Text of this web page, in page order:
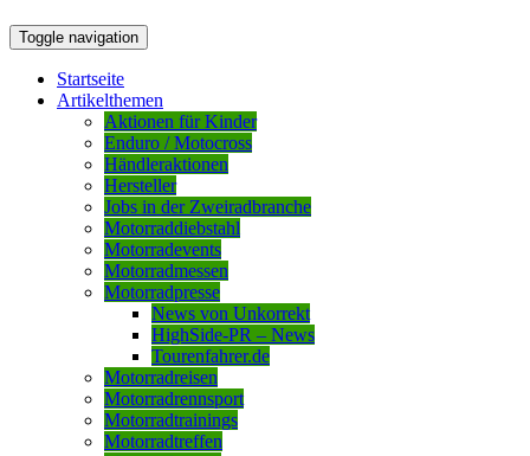
Toggle navigation
Startseite
Artikelthemen
Aktionen für Kinder
Enduro / Motocross
Händleraktionen
Hersteller
Jobs in der Zweiradbranche
Motorraddiebstahl
Motorradevents
Motorradmessen
Motorradpresse
News von Unkorrekt
HighSide-PR – News
Tourenfahrer.de
Motorradreisen
Motorradrennsport
Motorradtrainings
Motorradtreffen